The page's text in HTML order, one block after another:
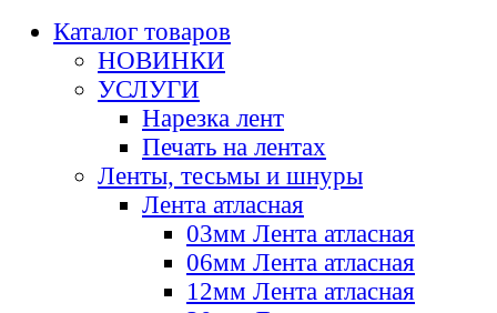
Каталог товаров
НОВИНКИ
УСЛУГИ
Нарезка лент
Печать на лентах
Ленты, тесьмы и шнуры
Лента атласная
03мм Лента атласная
06мм Лента атласная
12мм Лента атласная